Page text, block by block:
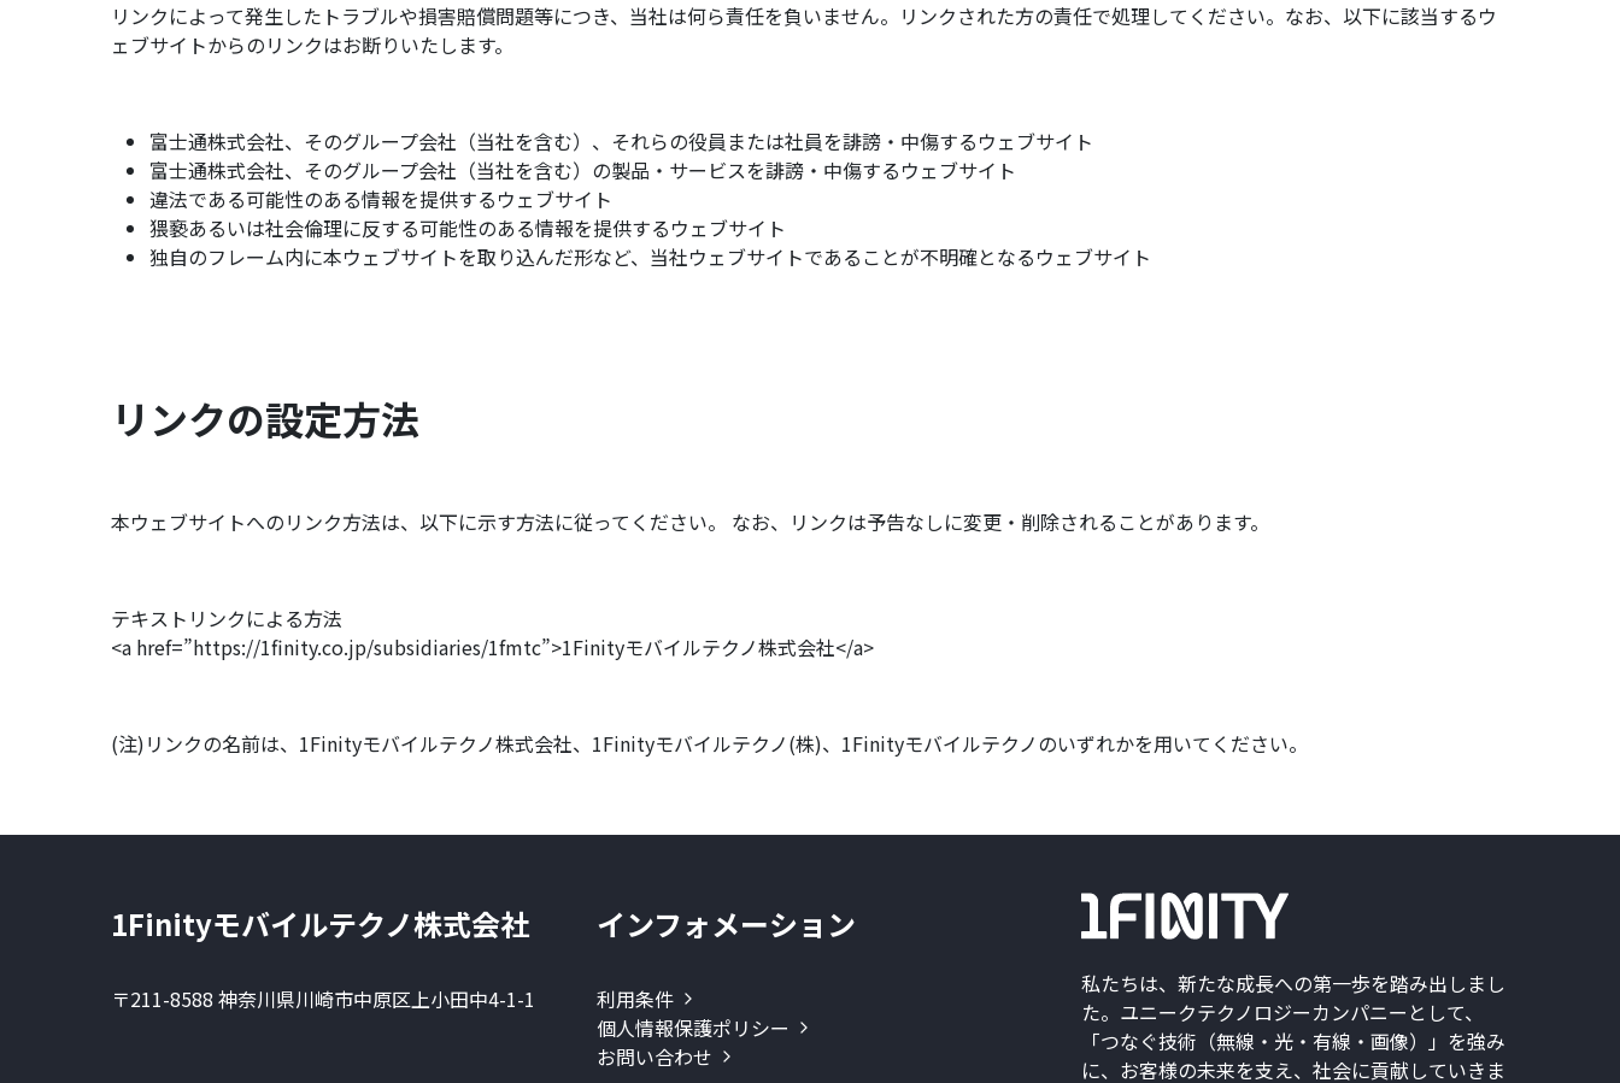
リンクによって発生したトラブルや損害賠償問題等につき、当社は何ら責任を負いません。リンクされた方の責任で処理してください。なお、以下に該当するウ
ェブサイトからのリンクはお断りいたします。
富士通株式会社、そのグループ会社（当社を含む）、それらの役員または社員を誹謗・中傷するウェブサイト
富士通株式会社、そのグループ会社（当社を含む）の製品・サービスを誹謗・中傷するウェブサイト
違法である可能性のある情報を提供するウェブサイト
猥褻あるいは社会倫理に反する可能性のある情報を提供するウェブサイト
独自のフレーム内に本ウェブサイトを取り込んだ形など、当社ウェブサイトであることが不明確となるウェブサイト
リンクの設定方法
本ウェブサイトへのリンク方法は、以下に示す方法に従ってください。 なお、リンクは予告なしに変更・削除されることがあります。
テキストリンクによる方法
<a href=”https://1finity.co.jp/subsidiaries/1fmtc”>1Finityモバイルテクノ株式会社</a>
(注)リンクの名前は、1Finityモバイルテクノ株式会社、1Finityモバイルテクノ(株)、1Finityモバイルテクノのいずれかを用いてください。
1Finityモバイルテクノ株式会社
〒211-8588 神奈川県川崎市中原区上小田中4-1-1
インフォメーション
利用条件
個人情報保護ポリシー
お問い合わせ
私たちは、新たな成長への第一歩を踏み出しまし
た。ユニークテクノロジーカンパニーとして、
「つなぐ技術（無線・光・有線・画像）」を強み
に、お客様の未来を支え、社会に貢献していきま